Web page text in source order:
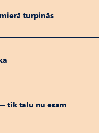
turpinās
tik tālu nu esam